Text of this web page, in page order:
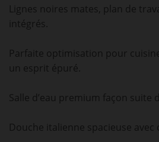
Lignes noires mates, plan de
intégrés.
Parfaite optimisation pour
un esprit épuré.
Salle d’eau premium façon suite
Douche italienne spacieuse